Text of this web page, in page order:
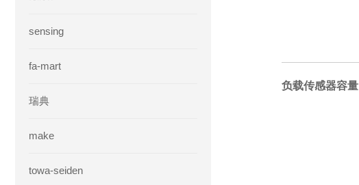
sensing
fa-mart
瑞典
make
towa-seiden
负载传感器容量